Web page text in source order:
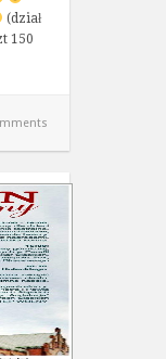
(dział
150